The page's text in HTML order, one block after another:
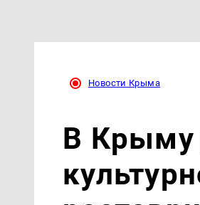
Новости Крыма
В Крыму